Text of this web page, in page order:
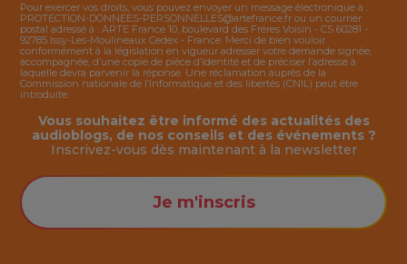
Pour exercer vos droits, vous pouvez envoyer un message électronique à :
PROTECTION-DONNEES-PERSONNELLES@artefrance.fr ou un courrier
postal adressé à : ARTE France 10, boulevard des Frères Voisin - CS 60281 -
92785 Issy-Les-Moulineaux Cedex - France. Merci de bien vouloir
conformément à la législation en vigueur adresser votre demande signée,
accompagnée, d’une copie de pièce d’identité et de préciser l’adresse à
laquelle devra parvenir la réponse. Une réclamation auprès de la
Commission nationale de l’Informatique et des libertés (CNIL) peut être
introduite.
Vous souhaitez être informé des actualités des
audioblogs, de nos conseils et des événements ?
Inscrivez-vous dès maintenant à la newsletter
Je m'inscris